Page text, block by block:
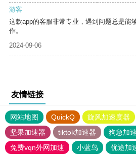
游客
这款app的客服非常专业，遇到问题总是能
作。
2024-09-06
友情链接
网站地图 QuickQ 旋风加速度器
坚果加速器
tiktok加速器
狗急加
免费vqn外网加速
小蓝鸟 优途加